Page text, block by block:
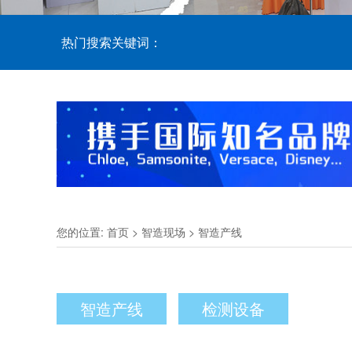
热门搜索关键词：
您的位置: 首页 > 智造现场 > 智造产线
智造产线 检测设备